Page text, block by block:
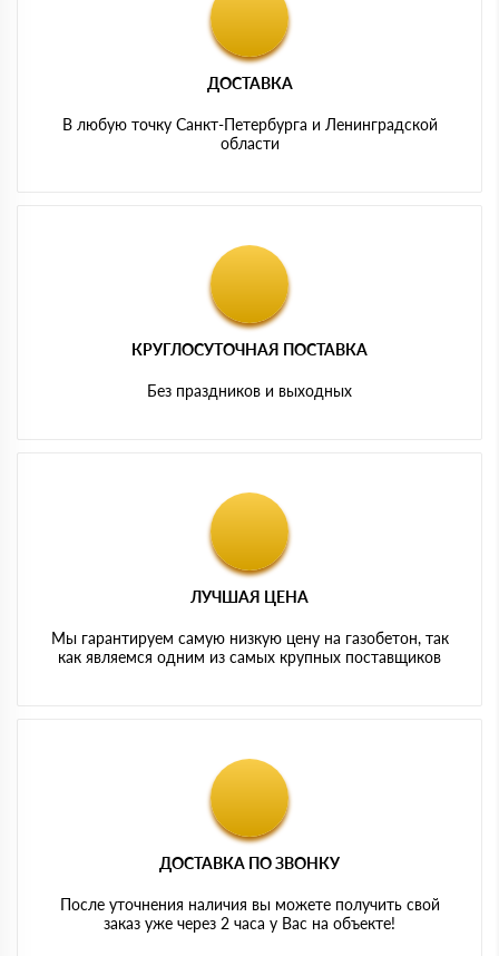
ДОСТАВКА
В любую точку Санкт-Петербурга и Ленинградской
области
КРУГЛОСУТОЧНАЯ ПОСТАВКА
Без праздников и выходных
ЛУЧШАЯ ЦЕНА
Мы гарантируем самую низкую цену на газобетон, так
как являемся одним из самых крупных поставщиков
ДОСТАВКА ПО ЗВОНКУ
После уточнения наличия вы можете получить свой
заказ уже через 2 часа у Вас на объекте!